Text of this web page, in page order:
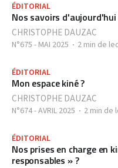
ÉDITORIAL
Nos savoirs
CHRISTOPHE DAUZAC
N°675 - MAI 2025 2 min de
ÉDITORIAL
Mon espace kiné ?
CHRISTOPHE DAUZAC
N°674 - AVRIL 2025 2 min de
ÉDITORIAL
Nos prises en charge en
responsables » ?